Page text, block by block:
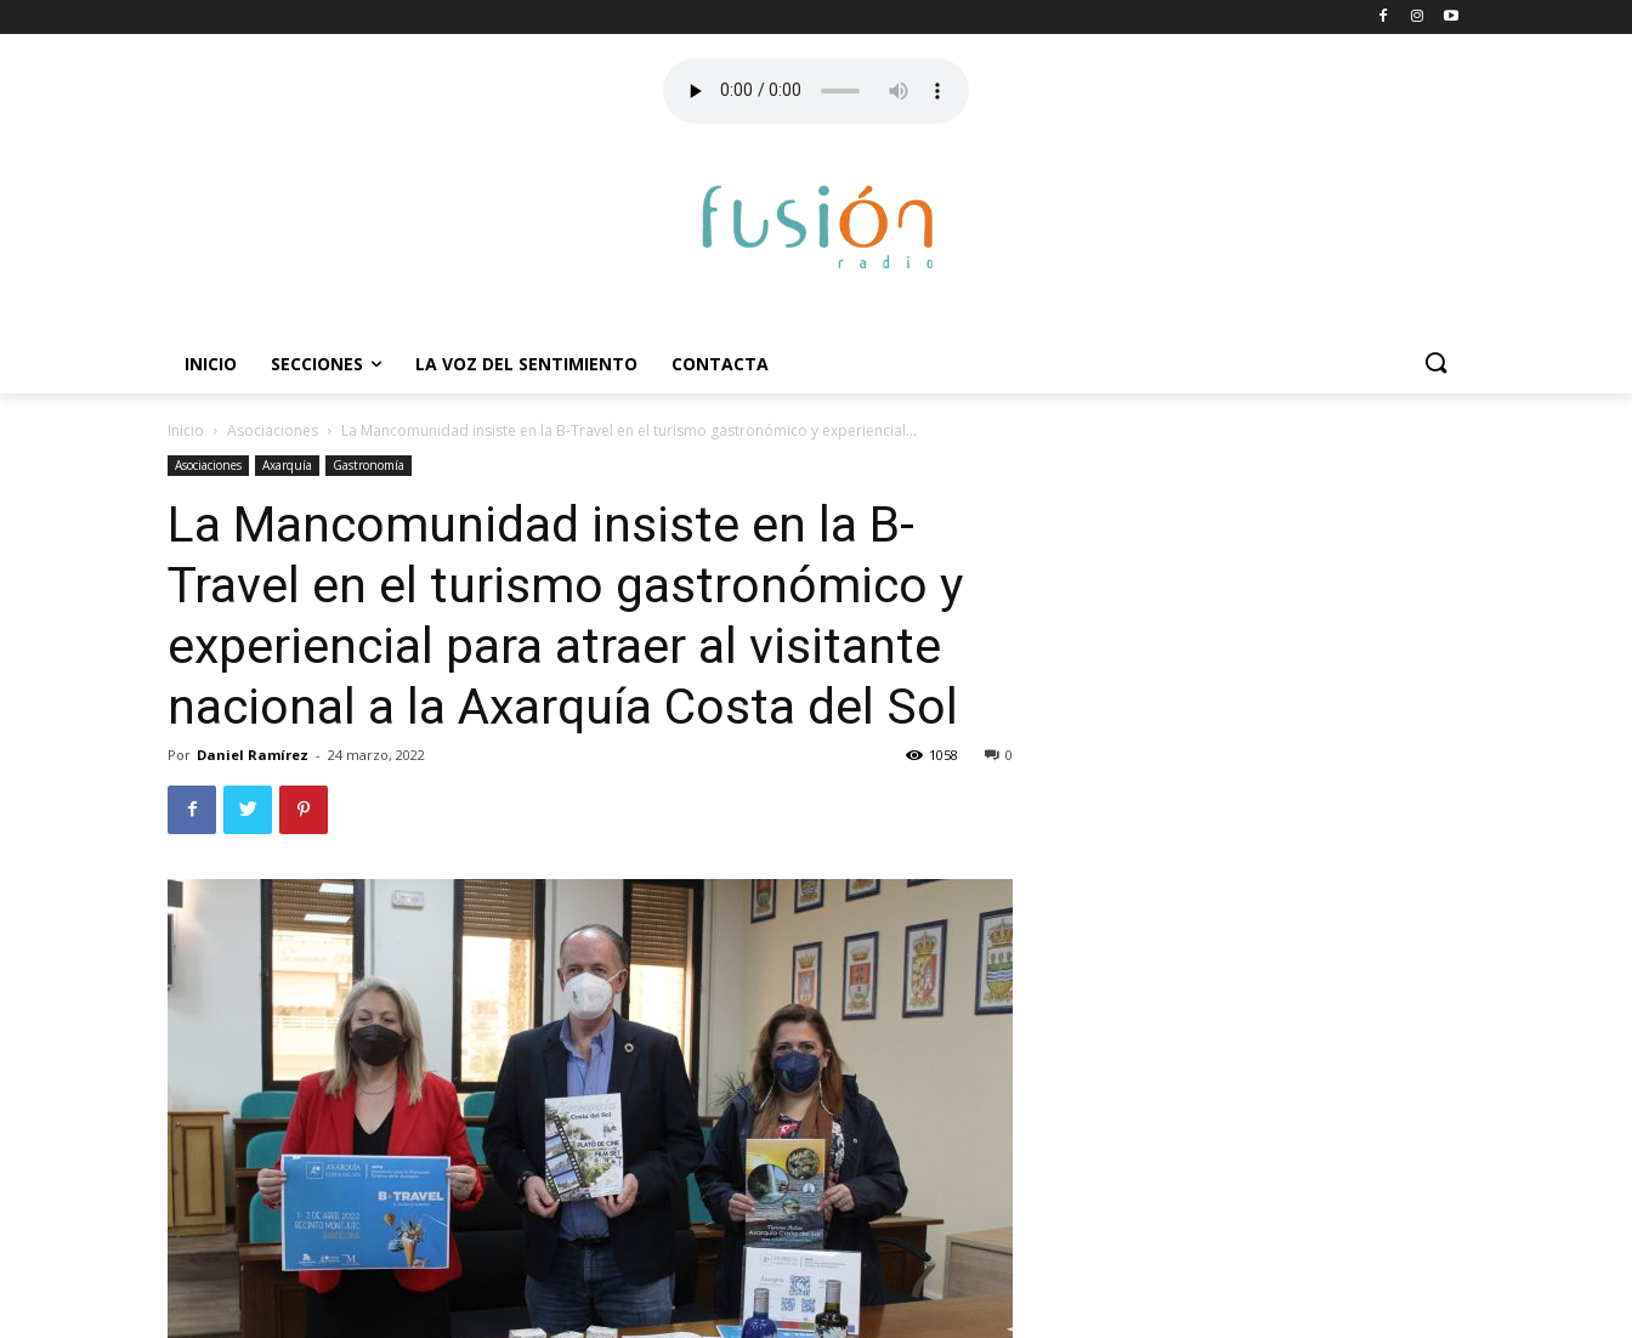
INICIO SECCIONES LA VOZ DEL SENTIMIENTO CONTACTA
Inicio Asociaciones La Mancomunidad insiste en la B-Travel en el turismo gastronómico y experiencial...
Asociaciones Axarquía Gastronomía
La Mancomunidad insiste en la B-
Travel en el turismo gastronómico y
experiencial para atraer al visitante
nacional a la Axarquía Costa del Sol
Por Daniel Ramírez - 24 marzo, 2022 0
1058